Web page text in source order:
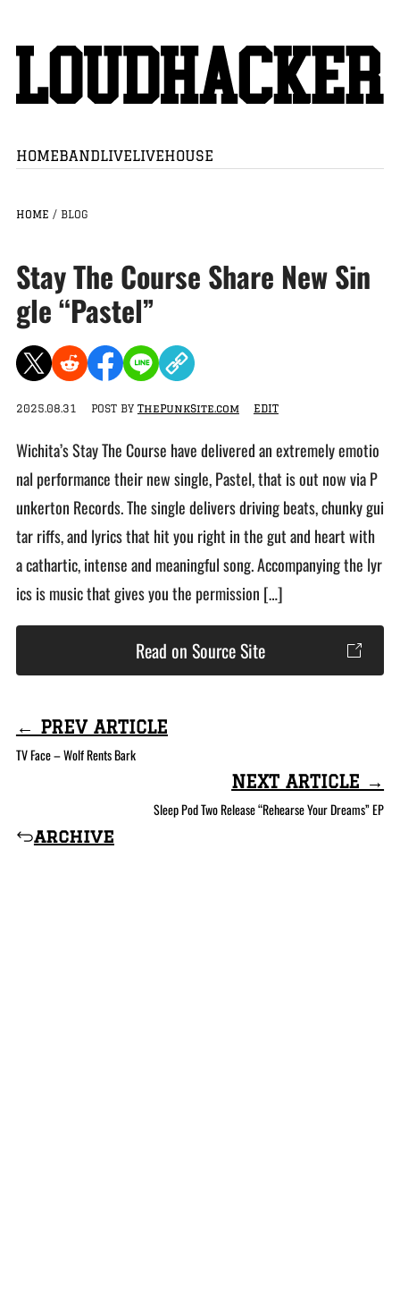
HOMEBANDLIVELIVEHOUSE
HOME / BLOG
Stay The Course Share New Sin
gle “Pastel”
2025.08.31 POST BY ThePunkSite.com EDIT
Wichita’s Stay The Course have delivered an extremely emotio
nal performance their new single, Pastel, that is out now via P
unkerton Records. The single delivers driving beats, chunky gui
tar riffs, and lyrics that hit you right in the gut and heart with
a cathartic, intense and meaningful song. Accompanying the lyr
ics is music that gives you the permission […]
Read on Source Site
← PREV ARTICLE
TV Face – Wolf Rents Bark
archive
NEXT ARTICLE →
Sleep Pod Two Release “Rehearse Your Dreams” EP